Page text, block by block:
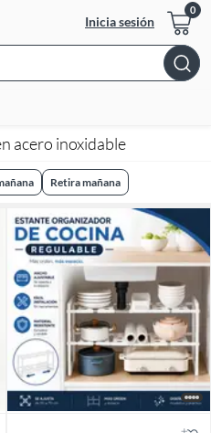
Inicia sesión
Bar
acero inoxidable
Retira mañana